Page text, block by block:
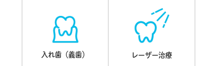
入れ歯（義歯） レーザー治療